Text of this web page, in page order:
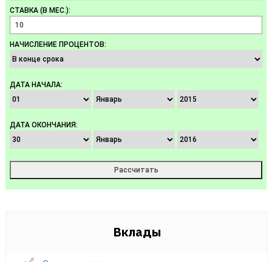
СТАВКА (В МЕС.):
НАЧИСЛЕНИЕ ПРОЦЕНТОВ:
ДАТА НАЧАЛА:
ДАТА ОКОНЧАНИЯ:
Вклады